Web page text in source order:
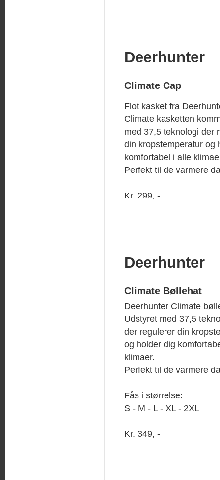
Deerhunter
Climate Cap
Flot kasket fra
Climate kasketten
med 37,5 teknologi der
din kropstemperatur og
komfortabel i alle
Perfekt til de varmere
Kr. 299, -
Deerhunter
Climate Bøllehat
Deerhunter Climate
Udstyret med 37,5
der regulerer din
og holder dig
klimaer.
Perfekt til de varmere
Fås i størrelse:
S - M - L - XL - 2XL
Kr. 349, -